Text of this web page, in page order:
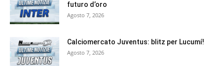
futuro d’oro
Agosto 7, 2026
Calciomercato Juventus: blitz per Lucumí!
Agosto 7, 2026